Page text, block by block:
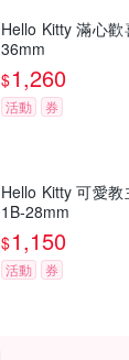
Hello Kitty 滿心
36mm
$1,260
活動 券
Hello Kitty 可愛
1B-28mm
$1,150
活動 券